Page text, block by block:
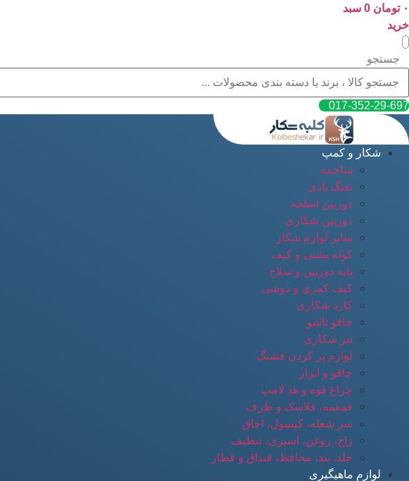
پرش
به
محتوا
۰ تومان 0 سبد
خرید
جستجو
017-352-29-697
شکار و کمپ
ساچمه
تفنگ بادی
دوربین اسلحه
دوربین شکاری
سایر لوازم شکار
کوله پشتی و کیف
پایه دوربین و سلاح
کیف کمری و دوشی
کارد شکاری
چاقو تاشو
تبر شکاری
لوازم پر کردن فشنگ
چاقو و ابزار
چراغ قوه و هد لامپ
قمقمه، فلاسک و ظرف
سر شعله، کپسول، اجاق
زاج، روغن، اسپری، تنظیف
جلد، بند، محافظ، قنداق و قطار
لوازم ماهیگیری